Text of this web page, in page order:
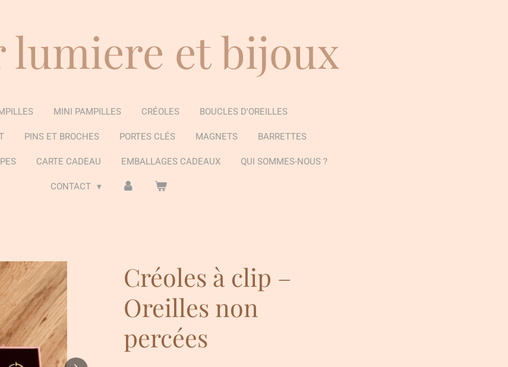
lumiere et bijoux
MINI PAMPILLES CRÉOLES BOUCLES D'OREILLES
PINS ET BROCHES PORTES CLÉS MAGNETS BARRETTES
CARTE CADEAU EMBALLAGES CADEAUX QUI SOMMES-NOUS ?
CONTACT
Créoles à clip –
Oreilles non
percées